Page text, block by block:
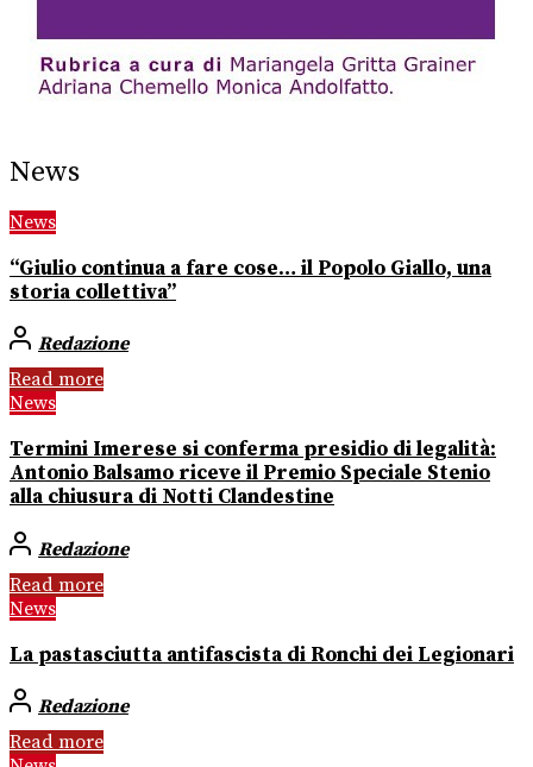
News
News
“Giulio continua a fare cose… il Popolo Giallo, una
storia collettiva”
Redazione
Read more
News
Termini Imerese si conferma presidio di legalità:
Antonio Balsamo riceve il Premio Speciale Stenio
alla chiusura di Notti Clandestine
Redazione
Read more
News
La pastasciutta antifascista di Ronchi dei Legionari
Redazione
Read more